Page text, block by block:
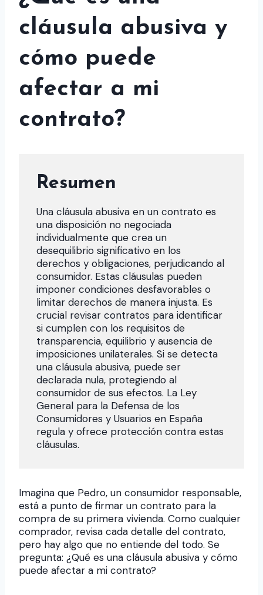
cláusula abusiva y
cómo puede
afectar a mi
contrato?
Resumen
Una cláusula abusiva en un contrato es
una disposición no negociada
individualmente que crea un
desequilibrio significativo en los
derechos y obligaciones, perjudicando al
consumidor. Estas cláusulas pueden
imponer condiciones desfavorables o
limitar derechos de manera injusta. Es
crucial revisar contratos para identificar
si cumplen con los requisitos de
transparencia, equilibrio y ausencia de
imposiciones unilaterales. Si se detecta
una cláusula abusiva, puede ser
declarada nula, protegiendo al
consumidor de sus efectos. La Ley
General para la Defensa de los
Consumidores y Usuarios en España
regula y ofrece protección contra estas
cláusulas.
Imagina que Pedro, un consumidor responsable,
está a punto de firmar un contrato para la
compra de su primera vivienda. Como cualquier
comprador, revisa cada detalle del contrato,
pero hay algo que no entiende del todo. Se
pregunta: ¿Qué es una cláusula abusiva y cómo
puede afectar a mi contrato?